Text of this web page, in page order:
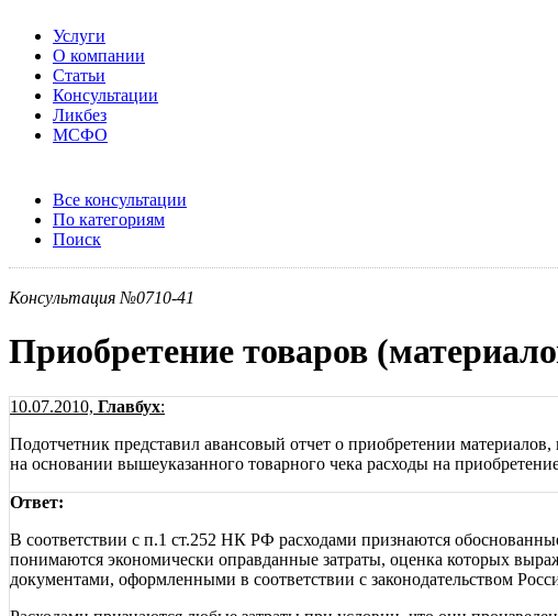
Услуги
О компании
Статьи
Консультации
Ликбез
МСФО
Все консультации
По категориям
Поиск
Консультация №0710-41
Приобретение товаров
10.07.2010, Главбух:
Подотчетник представил авансовый отчет о приобретении
на основании вышеуказанного товарного чека расходы на
Ответ:
В соответствии с п.1 ст.252 НК РФ расходами признаются
понимаются экономически оправданные затраты, оценка которых
документами, оформленными в соответствии с законодательством